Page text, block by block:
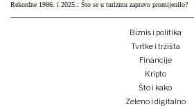
Rekordne 1986. i 2025.: Što se u turizmu zapravo promijenilo?
Biznis i politika
Tvrtke i tržišta
Financije
Kripto
Što i kako
Zeleno i digitalno